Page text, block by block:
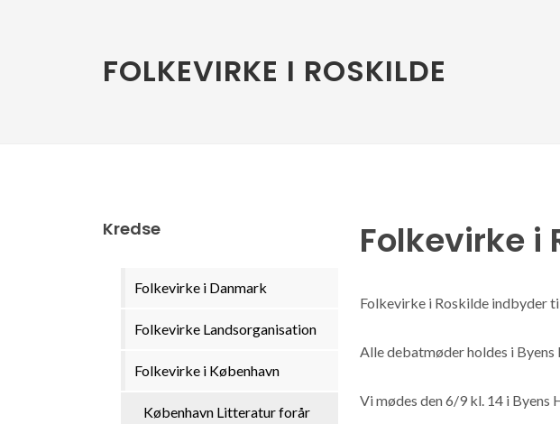
FOLKEVIRKE I ROSKILDE
Kredse
Folkevirke i Danmark
Folkevirke Landsorganisation
Folkevirke i København
København Litteratur forår
Folkevirke i
Folkevirke i Roskilde indbyder
Alle debatmøder holdes i
Vi mødes den 6/9 kl. 14 i